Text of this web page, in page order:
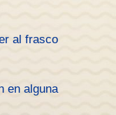
al frasco
en alguna